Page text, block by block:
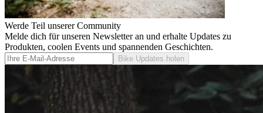
Werde Teil unserer Community
Melde dich für unseren Newsletter an und erhalte Updates zu
Produkten, coolen Events und spannenden Geschichten.
Bike Updates holen